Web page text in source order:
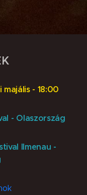
- 18:00
- Olaszország
Ilmenau -